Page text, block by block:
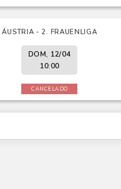
ÁUSTRIA - 2. FRAUENLIGA
DOM, 12/04
10:00
CANCELADO